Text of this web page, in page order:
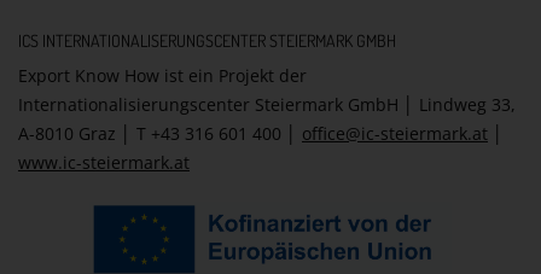
ICS INTERNATIONALISERUNGSCENTER STEIERMARK GMBH
Export Know How ist ein Projekt der
Internationalisierungscenter Steiermark GmbH │ Lindweg 33,
A-8010 Graz │ T +43 316 601 400 │ office@ic-steiermark.at
www.ic-steiermark.at